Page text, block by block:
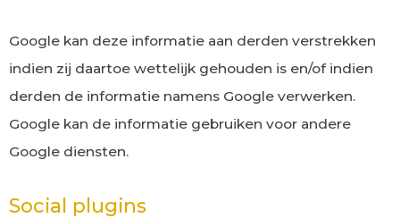
Google kan deze informatie aan derden verstrekken
indien zij daartoe wettelijk gehouden is en/of indien
derden de informatie namens Google verwerken.
Google kan de informatie gebruiken voor andere
Google diensten.
Social plugins